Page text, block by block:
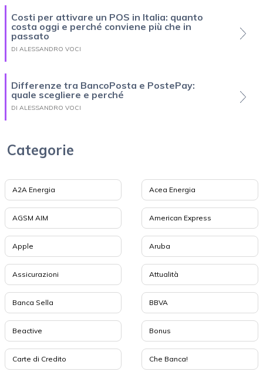
Costi per attivare un POS in Italia: quanto
costa oggi e perché conviene più che in
passato
DI ALESSANDRO VOCI
Differenze tra BancoPosta e PostePay:
quale scegliere e perché
DI ALESSANDRO VOCI
Categorie
A2A Energia Acea Energia
AGSM AIM American Express
Apple Aruba
Assicurazioni Attualità
Banca Sella BBVA
Beactive Bonus
Carte di Credito Che Banca!